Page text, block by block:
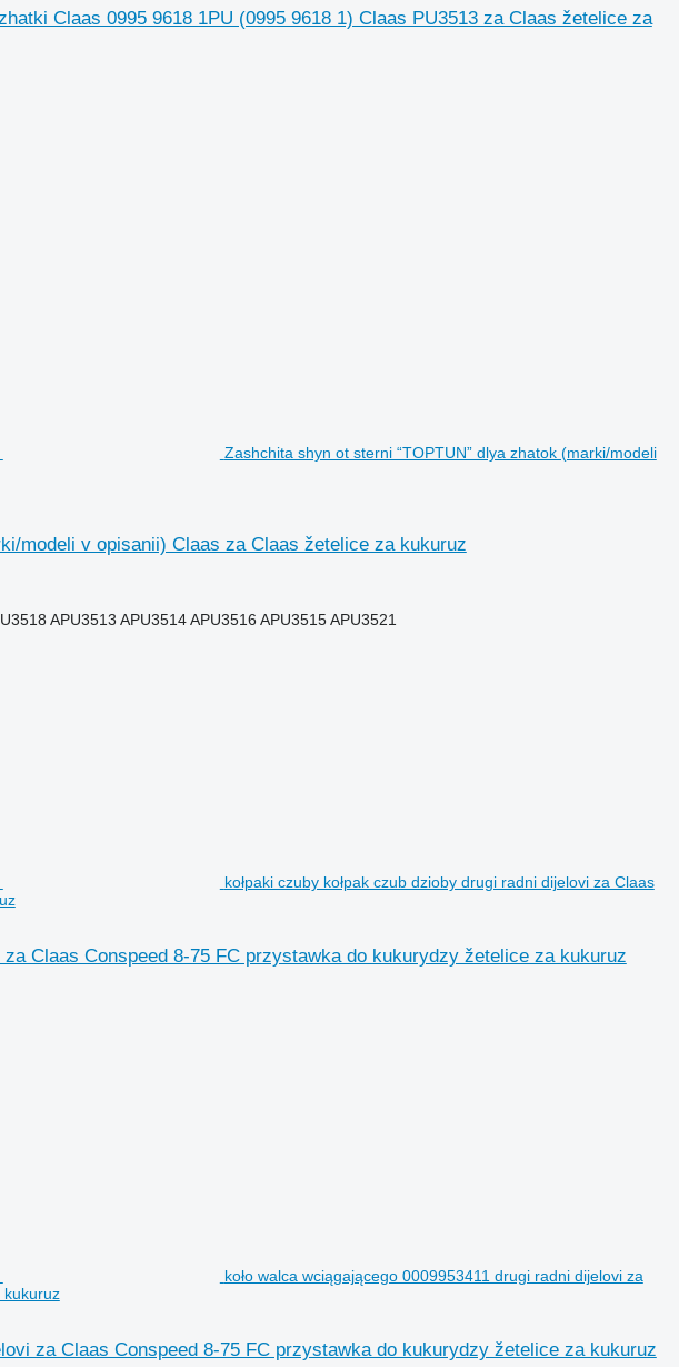
Claas 0995 9618 1PU (0995 9618 1) Claas PU3513 za Claas žetelice za
Zashchita shyn ot sterni “TOPTUN” dlya zhatok (marki/modeli
modeli v opisanii) Claas za Claas žetelice za kukuruz
APU3513 APU3514 APU3516 APU3515 APU3521
kołpaki czuby kołpak czub dzioby drugi radni dijelovi za Claas
Claas Conspeed 8-75 FC przystawka do kukurydzy žetelice za kukuruz
koło walca wciągającego 0009953411 drugi radni dijelovi za
kukuruz
za Claas Conspeed 8-75 FC przystawka do kukurydzy žetelice za kukuruz